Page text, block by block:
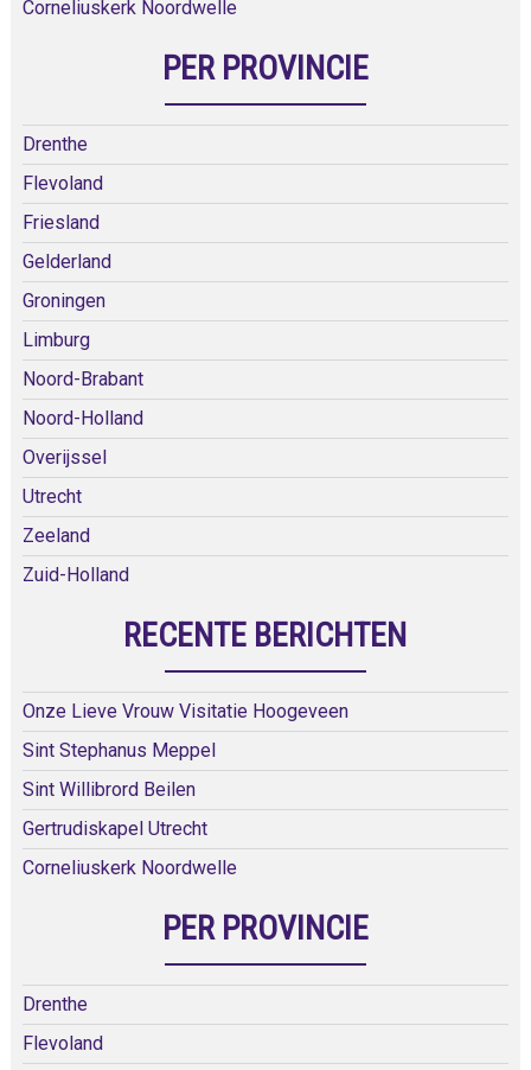
Corneliuskerk Noordwelle
PER PROVINCIE
Drenthe
Flevoland
Friesland
Gelderland
Groningen
Limburg
Noord-Brabant
Noord-Holland
Overijssel
Utrecht
Zeeland
Zuid-Holland
RECENTE BERICHTEN
Onze Lieve Vrouw Visitatie Hoogeveen
Sint Stephanus Meppel
Sint Willibrord Beilen
Gertrudiskapel Utrecht
Corneliuskerk Noordwelle
PER PROVINCIE
Drenthe
Flevoland